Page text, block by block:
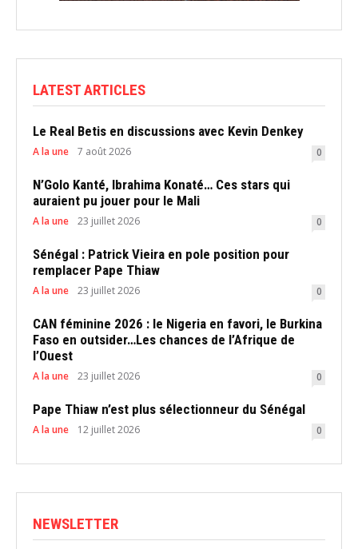
LATEST ARTICLES
Le Real Betis en discussions avec Kevin Denkey
A la une 7 août 2026 0
N’Golo Kanté, Ibrahima Konaté… Ces stars qui
auraient pu jouer pour le Mali
A la une 23 juillet 2026 0
Sénégal : Patrick Vieira en pole position pour
remplacer Pape Thiaw
A la une 23 juillet 2026 0
CAN féminine 2026 : le Nigeria en favori, le Burkina
Faso en outsider…Les chances de l’Afrique de
l’Ouest
A la une 23 juillet 2026 0
Pape Thiaw n’est plus sélectionneur du Sénégal
A la une 12 juillet 2026 0
NEWSLETTER